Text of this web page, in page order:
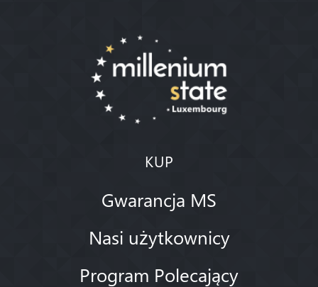
KUP
Gwarancja MS
Nasi użytkownicy
Program Polecający